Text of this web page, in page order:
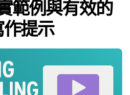
範例與有效的
作提示